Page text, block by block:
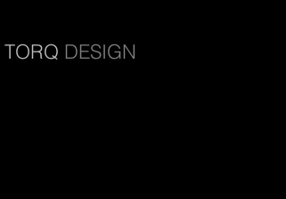
TORQ DESIGN